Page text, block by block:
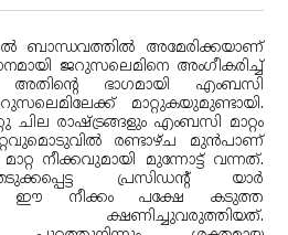
ബാന്ധവത്തില്‍ അമേരിക്കയാണ്
ജറുസലെമിനെ അംഗീകരിച്ച്
അതിന്റെ ഭാഗമായി എംബസി
മാറ്റുകയുമുണ്ടായി.
ചില രാഷ്ട്രങ്ങളും എംബസി മാറ്റം
രണ്ടാഴ്ച മുന്‍പാണ്
നീക്കവുമായി മുന്നോട്ട് വന്നത്.
പ്രസിഡന്റ് യാര്‍
ഈ നീക്കം പക്ഷേ കടുത്ത
ക്ഷണിച്ചുവരുത്തിയത്.